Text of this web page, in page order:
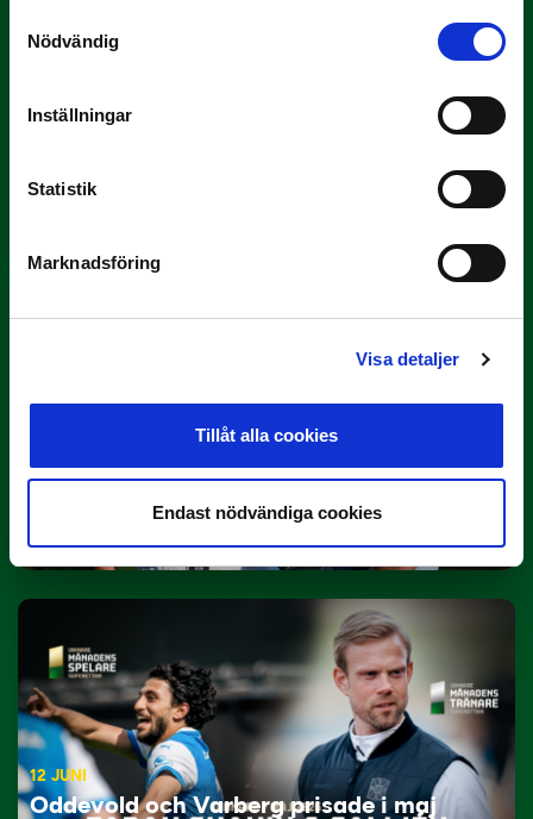
Nödvändig
Inställningar
Statistik
Marknadsföring
Visa detaljer
Tillåt alla cookies
Endast nödvändiga cookies
Rösta på Månadens Tränare i juni
29 JUNI
Lagerlöf tar över i Sandvikens IF
Tillbaka i hetluften…
12 JUNI
Oddevold och Varberg prisade i maj